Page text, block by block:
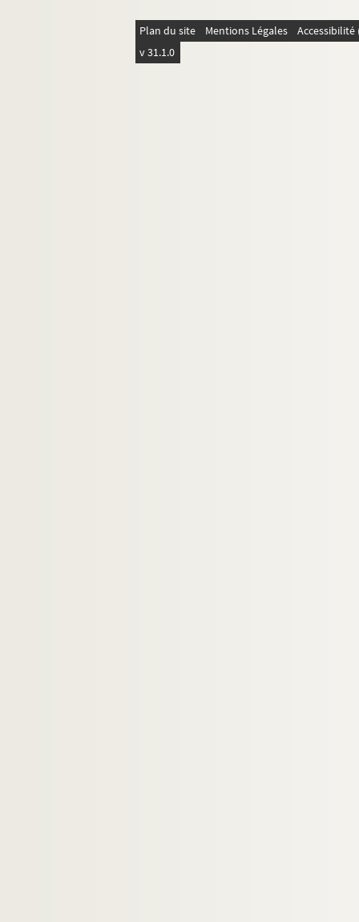
Plan du site Mentions Légales
v 31.1.0